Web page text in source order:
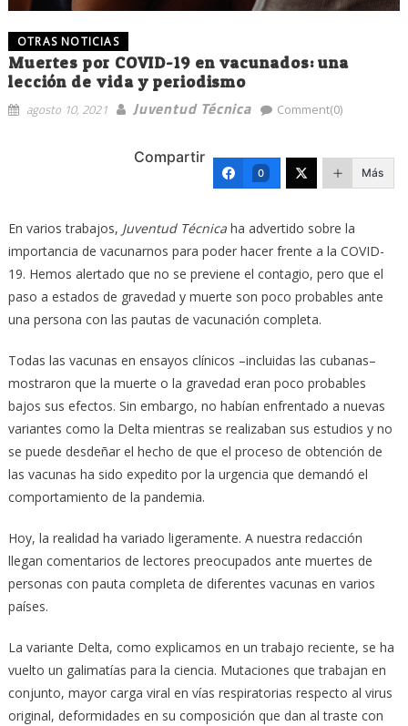
OTRAS NOTICIAS
Muertes por COVID-19 en vacunados: una
lección de vida y periodismo
agosto 10, 2021 Juventud Técnica Comment(0)
Compartir
0 Más
En varios trabajos, Juventud Técnicaha advertido sobre la
importancia de vacunarnos para poder hacer frente a la COVID-
19. Hemos alertado que no se previene el contagio, pero que el
paso a estados de gravedad y muerte son poco probables ante
una persona con las pautas de vacunación completa.
Todas las vacunas en ensayos clínicos –incluidas las cubanas–
mostraron que la muerte o la gravedad eran poco probables
bajos sus efectos. Sin embargo, no habían enfrentado a nuevas
variantes como la Delta mientras se realizaban sus estudios y no
se puede desdeñar el hecho de que el proceso de obtención de
las vacunas ha sido expedito por la urgencia que demandó el
comportamiento de la pandemia.
Hoy, la realidad ha variado ligeramente. A nuestra redacción
llegan comentarios de lectores preocupados ante muertes de
personas con pauta completa de diferentes vacunas en varios
países.
La variante Delta, como explicamos en un trabajo reciente, se ha
vuelto un galimatías para la ciencia. Mutaciones que trabajan en
conjunto, mayor carga viral en vías respiratorias respecto al virus
original, deformidades en su composición que dan al traste con